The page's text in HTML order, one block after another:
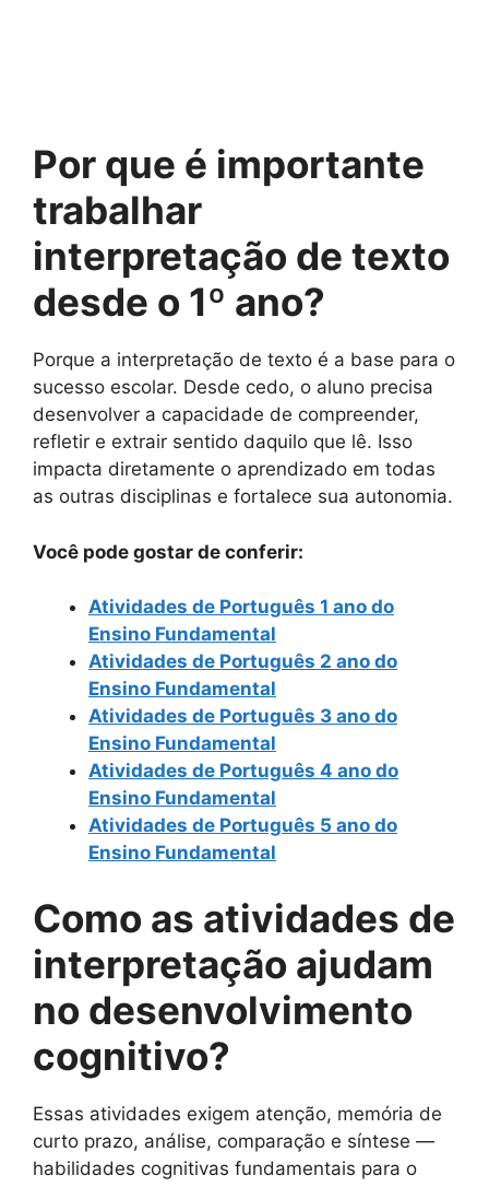
Por que é importante
trabalhar
interpretação de texto
desde o 1º ano?
Porque a interpretação de texto é a base para o
sucesso escolar. Desde cedo, o aluno precisa
desenvolver a capacidade de compreender,
refletir e extrair sentido daquilo que lê. Isso
impacta diretamente o aprendizado em todas
as outras disciplinas e fortalece sua autonomia.
Você pode gostar de conferir:
Atividades de Português 1 ano do
Ensino Fundamental
Atividades de Português 2 ano do
Ensino Fundamental
Atividades de Português 3 ano do
Ensino Fundamental
Atividades de Português 4 ano do
Ensino Fundamental
Atividades de Português 5 ano do
Ensino Fundamental
Como as atividades de
interpretação ajudam
no desenvolvimento
cognitivo?
Essas atividades exigem atenção, memória de
curto prazo, análise, comparação e síntese —
habilidades cognitivas fundamentais para o